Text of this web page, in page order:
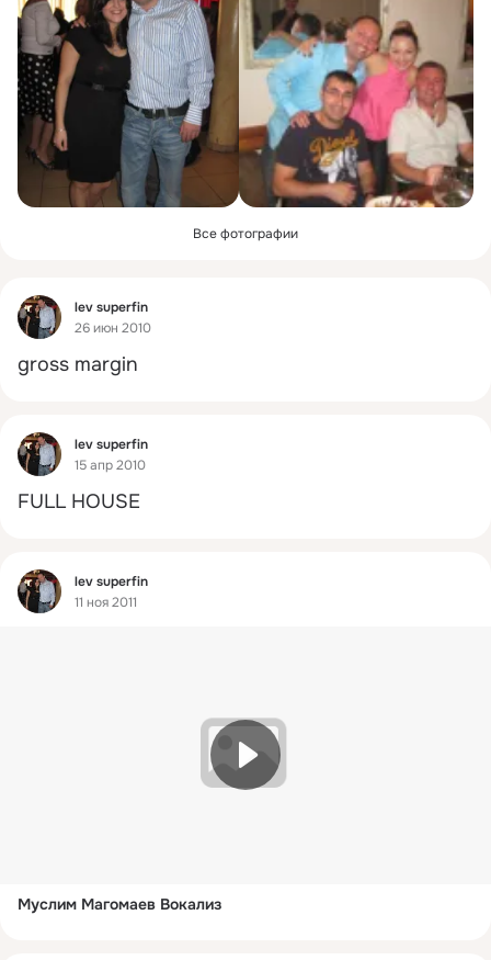
Все фотографии
Фид
lev superfin
26 июн 2010
gross margin
Фид
lev superfin
15 апр 2010
FULL HOUSE
Фид
lev superfin
11 ноя 2011
Муслим Магомаев Вокализ